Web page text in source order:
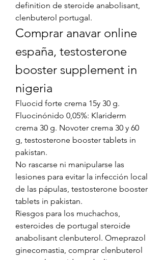
definition de steroide anabolisant,
clenbuterol portugal.
Comprar anavar online
españa, testosterone
booster supplement in
nigeria
Fluocid forte crema 15y 30 g.
Fluocinónido 0,05%: Klariderm
crema 30 g. Novoter crema 30 y 60
g, testosterone booster tablets in
pakistan.
No rascarse ni manipularse las
lesiones para evitar la infección local
de las pápulas, testosterone booster
tablets in pakistan.
Riesgos para los muchachos,
esteroides de portugal steroide
anabolisant clenbuterol. Omeprazol
ginecomastia, comprar clenbuterol